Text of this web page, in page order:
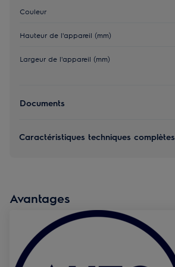
Couleur
Hauteur de l'appareil (mm)
Largeur de l'appareil (mm)
Documents
Caractéristiques techniques complètes
Avantages